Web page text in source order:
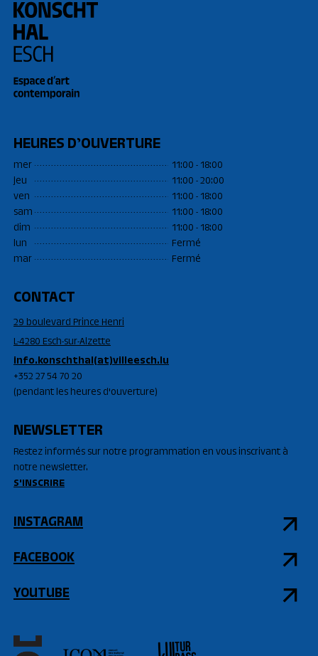
HEURES D’OUVERTURE
mer
11:00 - 18:00
jeu
11:00 - 20:00
ven
11:00 - 18:00
sam
11:00 - 18:00
dim
11:00 - 18:00
lun
Fermé
mar
Fermé
CONTACT
29 boulevard Prince Henri
L-4280 Esch-sur-Alzette
info.konschthal(at)villeesch.lu
+352 27 54 70 20
(pendant les heures d'ouverture)
NEWSLETTER
Restez informés sur notre programmation en vous inscrivant à
notre newsletter.
S'INSCRIRE
INSTAGRAM
FACEBOOK
YOUTUBE